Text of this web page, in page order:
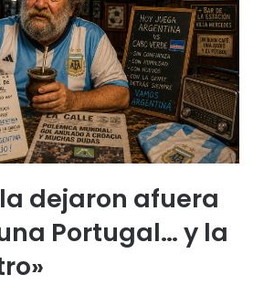
dejaron afuera
Portugal… y la